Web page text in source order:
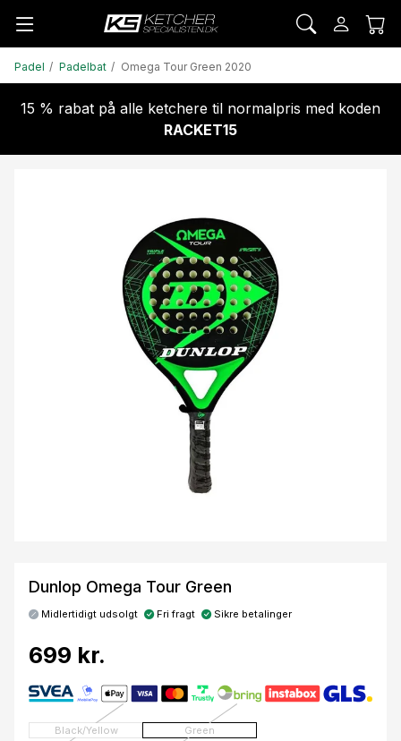
Padel Padelbat Omega Tour Green 2020
15 % rabat på alle ketchere til normalpris med koden
RACKET15
Dunlop Omega Tour Green
Midlertidigt udsolgt Fri fragt Sikre betalinger
699 kr.
Black/Yellow Green